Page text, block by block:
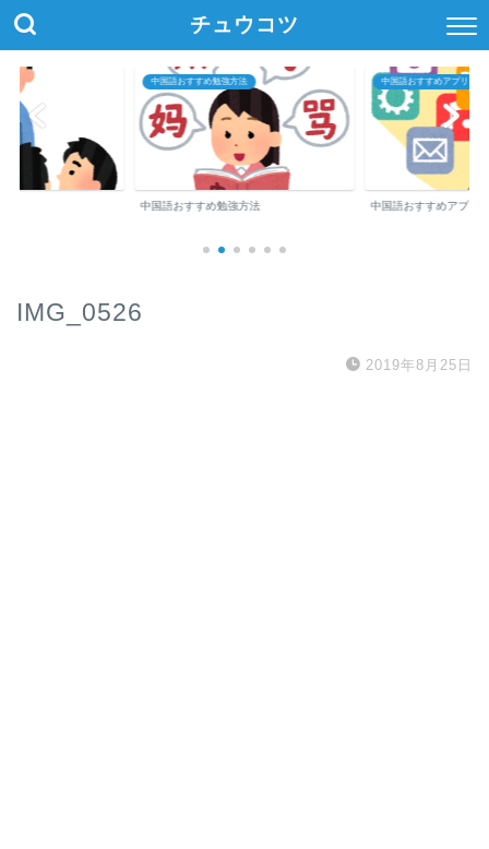
チュウコツ
中国語おすすめ勉強方法
中国語おすすめ勉強方法
中国語おすすめアプリ・参
中国語おすすめアプリ
IMG_0526
2019年8月25日